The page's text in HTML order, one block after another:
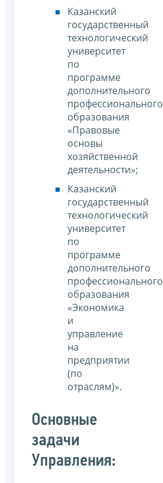
Казанский
государственный
технологический
университет
по
программе
дополнительного
профессионального
образования
«Правовые
основы
хозяйственной
деятельности»;
Казанский
государственный
технологический
университет
по
программе
дополнительного
профессионального
образования
«Экономика
и
управление
на
предприятии
(по
отраслям)».
Основные
задачи
Управления: